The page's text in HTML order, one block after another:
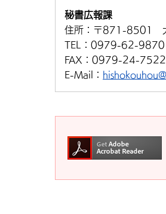
秘書広報課
住所： 〒871-8501
TEL： 0979-62-9870
FAX： 0979-24-7522
E-Mail：